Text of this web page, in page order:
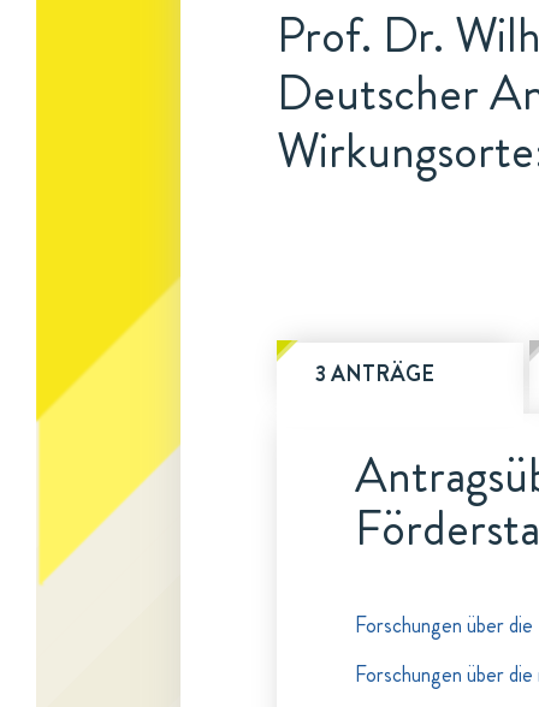
Prof. Dr.
Deutscher
3 ANTRÄGE
Forschungen über
Forschungen über